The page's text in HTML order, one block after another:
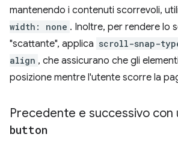
mantenendo i contenuti scorrevoli,
width: none . Inoltre, per rendere lo
"scattante", applica scroll-snap-
align , che assicurano che gli
posizione mentre l'utente scorre la
Precedente e successivo con
button